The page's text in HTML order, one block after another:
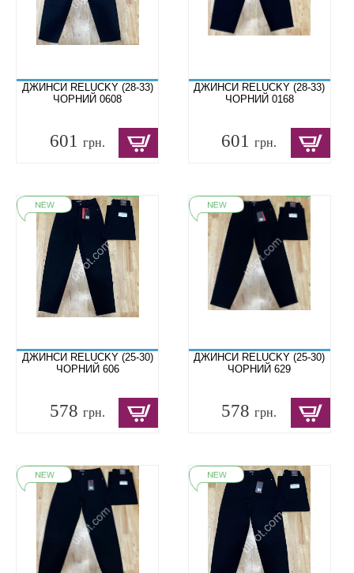
ДЖИНСИ RELUCKY (28-33)
ЧОРНИЙ 0608
601 грн.
ДЖИНСИ RELUCKY (28-33)
ЧОРНИЙ 0168
601грн.
ДЖИНСИ RELUCKY (25-30)
ЧОРНИЙ 606
578 грн.
ДЖИНСИ RELUCKY (25-30)
ЧОРНИЙ 629
578грн.